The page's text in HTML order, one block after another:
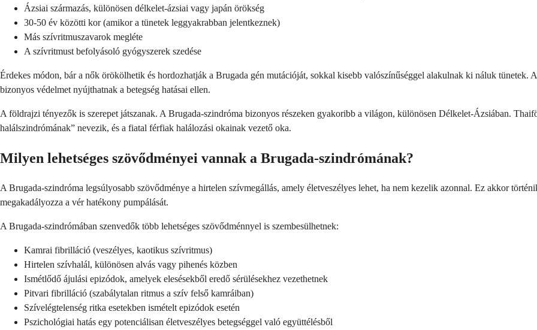
Ázsiai származás, különösen délkelet-ázsiai vagy japán örökség
30-50 év közötti kor (amikor a tünetek leggyakrabban jelentkeznek)
Más szívritmuszavarok megléte
A szívritmust befolyásoló gyógyszerek szedése
Érdekes módon, bár a nők örökölhetik és hordozhatják a Brugada gén mutációját, sokkal kisebb valószínűséggel alakulnak ki náluk
bizonyos védelmet nyújthatnak a betegség hatásai ellen.
A földrajzi tényezők is szerepet játszanak. A Brugada-szindróma bizonyos részeken gyakoribb a világon, különösen Délkelet-Ázsiában.
halálszindrómának” nevezik, és a fiatal férfiak halálozási okainak vezető oka.
Milyen lehetséges szövődményei vannak a Brugada-szindrómának?
A Brugada-szindróma legsúlyosabb szövődménye a hirtelen szívmegállás, amely életveszélyes lehet, ha nem kezelik azonnal. Ez akkor
megakadályozza a vér hatékony pumpálását.
A Brugada-szindrómában szenvedők több lehetséges szövődménnyel is szembesülhetnek:
Kamrai fibrilláció (veszélyes, kaotikus szívritmus)
Hirtelen szívhalál, különösen alvás vagy pihenés közben
Ismétlődő ájulási epizódok, amelyek elesésekből eredő sérülésekhez vezethetnek
Pitvari fibrilláció (szabálytalan ritmus a szív felső kamráiban)
Szívelégtelenség ritka esetekben ismételt epizódok esetén
Pszichológiai hatás egy potenciálisan életveszélyes betegséggel való együttélésből